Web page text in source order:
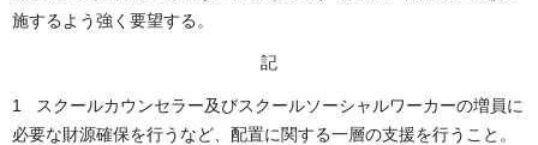
施するよう強く要望する。
記
1 スクールカウンセラー及びスクールソーシャルワーカーの増員に
必要な財源確保を行うなど、配置に関する一層の支援を行うこと。